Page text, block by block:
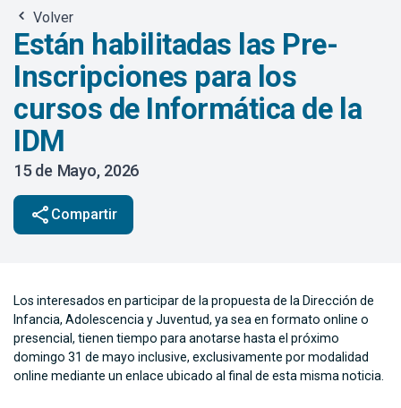
Volver
Están habilitadas las Pre-
Inscripciones para los
cursos de Informática de la
IDM
15 de Mayo, 2026
share Compartir
Los interesados en participar de la propuesta de la Dirección de
Infancia, Adolescencia y Juventud, ya sea en formato online o
presencial, tienen tiempo para anotarse hasta el próximo
domingo 31 de mayo inclusive, exclusivamente por modalidad
online mediante un enlace ubicado al final de esta misma noticia.